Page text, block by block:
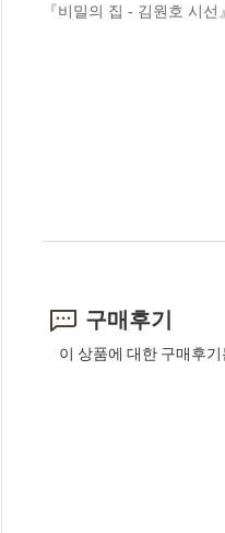
『비밀의 집 - 김원호 시선
구매후기
이 상품에 대한 구매후